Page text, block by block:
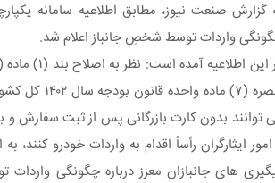
گزارش صنعت نیوز، مطابق اطلاعیه سامانه
واردات توسط شخصِ جانباز اعلام شد.
تبصره (۷) ماده
توانند بدون کارت بازرگانی پس از ثبت سفارش و
ایثارگران رأساً اقدام به واردات خودرو کنند،
های جانبازان معزز درباره چگونگی